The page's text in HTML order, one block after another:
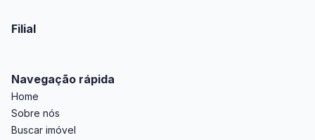
Filial
Navegação rápida
Home
Sobre nós
Buscar imóvel